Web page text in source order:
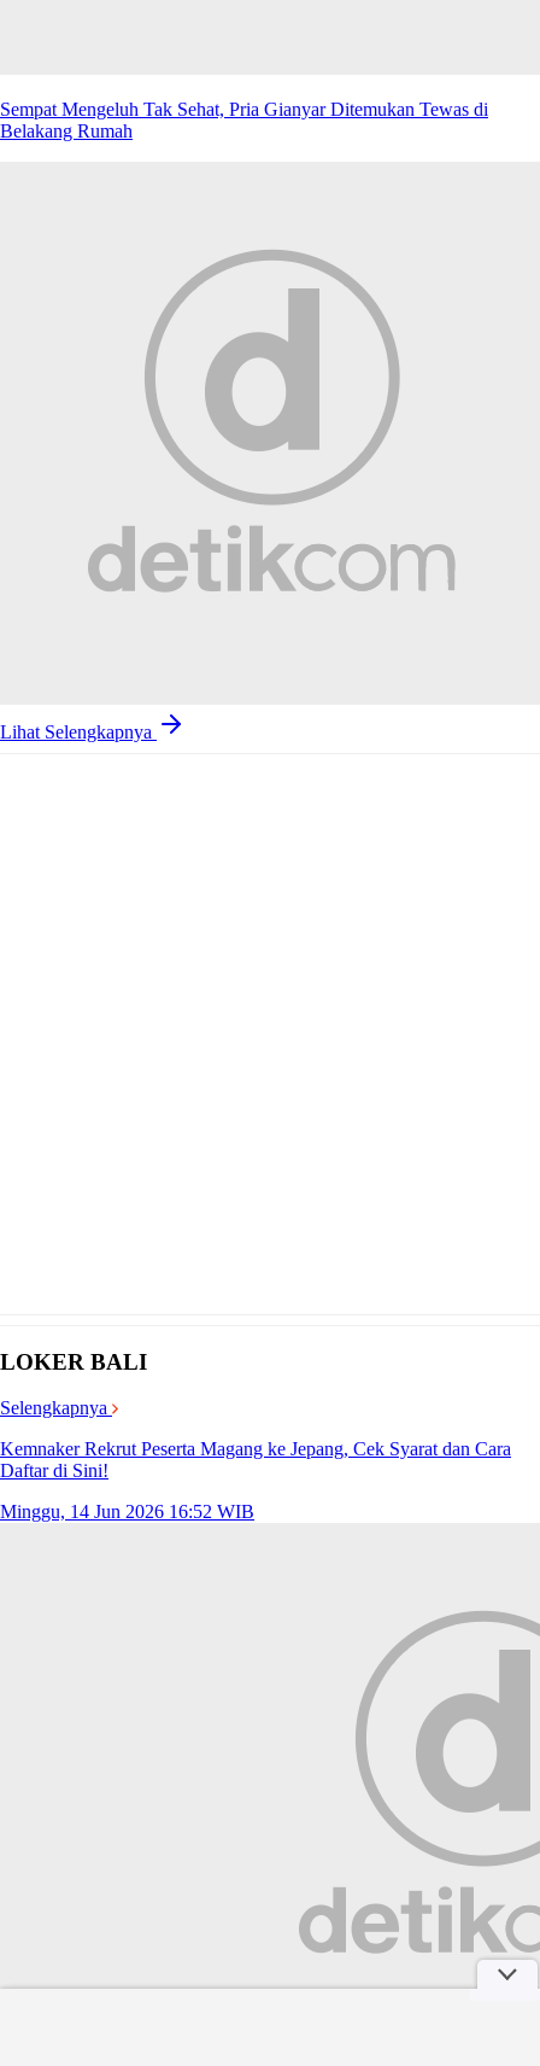
Sempat Mengeluh Tak Sehat, Pria Gianyar Ditemukan Tewas di
Belakang Rumah
Lihat Selengkapnya
LOKER BALI
Selengkapnya
Kemnaker Rekrut Peserta Magang ke Jepang, Cek Syarat dan Cara
Daftar di Sini!
Minggu, 14 Jun 2026 16:52 WIB